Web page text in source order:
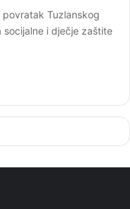
Tuzlanskog
i dječje zaštite